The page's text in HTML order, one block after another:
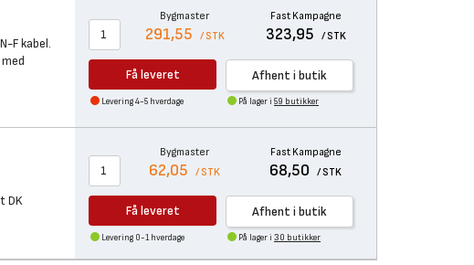
F kabel.
Bygmaster
291,55 / STK
Fast Kampagne
323,95 / STK
Få leveret Afhent i butik
Levering 4-5 hverdage På lager i 59 butikker
DK
Bygmaster
62,05 / STK
Fast Kampagne
68,50 / STK
Få leveret Afhent i butik
Levering 0-1 hverdage På lager i 30 butikker